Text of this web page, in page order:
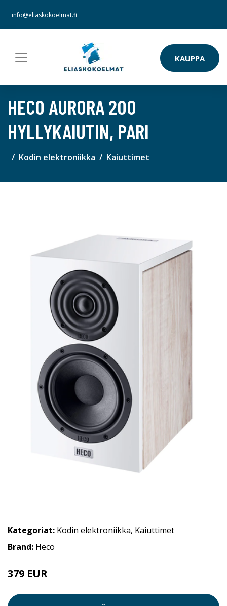
info@eliaskokoelmat.fi
KAUPPA
HECO AURORA 200
HYLLYKAIUTIN, PARI
Kodin elektroniikka Kaiuttimet
Kategoriat: Kodin elektroniikka, Kaiuttimet
Brand: Heco
379 EUR